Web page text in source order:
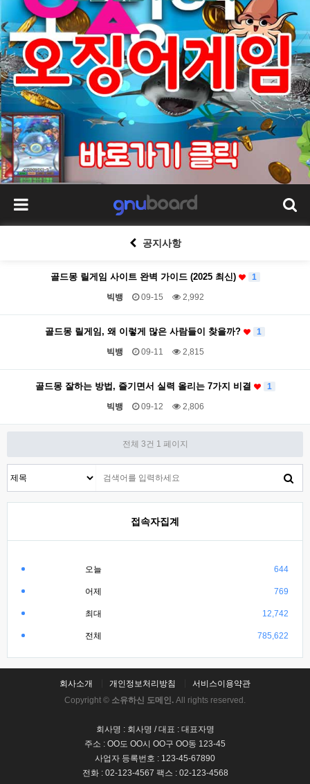
공지사항
골드몽 릴게임 사이트 완벽 가이드 (2025 최신) 1
빅뱅 09-15 2,992
골드몽 릴게임, 왜 이렇게 많은 사람들이 찾을까? 1
빅뱅 09-11 2,815
골드몽 잘하는 방법, 즐기면서 실력 올리는 7가지 비결 1
빅뱅 09-12 2,806
전체 3건 1 페이지
접속자집계
오늘 644
어제 769
최대 12,742
전체 785,622
회사소개 개인정보처리방침
서비스이용약관
Copyright © 소유하신 도메인. All rights reserved.
회사명 : 회사명 / 대표 : 대표자명
주소 : OO도 OO시 OO구 OO동 123-45
사업자 등록번호 : 123-45-67890
전화 : 02-123-4567 팩스 : 02-123-4568